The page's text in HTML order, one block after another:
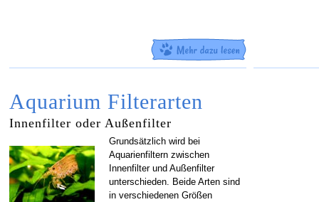
Aquarium Filterarten
Innenfilter oder Außenfilter
Grundsätzlich wird bei
Aquarienfiltern zwischen
Innenfilter und Außenfilter
unterschieden. Beide Arten sind
in verschiedenen Größen